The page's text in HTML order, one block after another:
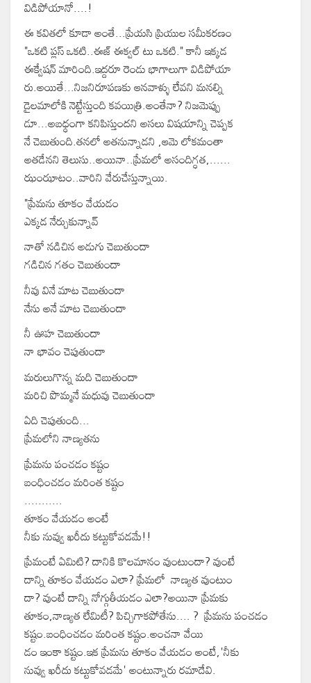
విడిపోయానో....!
ఈ కవితలో కూడా అంతే...ప్రేయసి ప్రియుల సమీకరణం
"ఒకటి ప్లస్ ఒకటి..ఈజ్ ఈక్వల్ టు ఒకటి." కానీ ఇక్కడ
ఈక్వేషన్ మారింది.ఇద్దరూ రెండు భాగాలుగా విడిపోయా
రు.అయితే...నిజనిరూపణకు ఆనవాళ్ళు లేవని మనల్ని
డైలమాలోకి నెట్టేస్తుంది కవయిత్రి.అంతేనా? నిజమెప్పు
డూ...అబధ్ధంగా కనిపిస్తుందని అసలు విషయాన్ని చెప్పక
నే చెబుతుంది.తనలో అతనున్నాడని ,ఆమె లోకమంతా
అతడేనని తెలుసు..అయినా..ప్రేమలో అసందిగ్ధత,......
ఝంఝాటం..వారిని వేరుచేస్తున్నాయి.
"ప్రేమను తూకం వేయడం
ఎక్కడ నేర్చుకున్నావ్
నాతో నడిచిన అడుగు చెబుతుందా
గడిచిన గతం చెబుతుందా
నీవు వినే మాట చెబుతుందా
నేను అనే మాట చెబుతుందా
నీ ఊహ చెబుతుందా
నా భావం చెపుతుందా
మరులుగొన్న మది చెబుతుందా
మరిచి పొమ్మనే మధువు చెబుతుందా
ఏది చెపుతుంది...
ప్రేమలోని నాణ్యతను
ప్రేమను పంచడం కష్టం
బంధించడం మరింత కష్టం
...........
తూకం వేయడం అంటే
నీకు నువ్వు ఖరీదు కట్టుకోవడమే!!
ప్రేమంటే ఏమిటి? దానికి కొలమానం వుంటుందా? వుంటే
దాన్ని తూకం వేయడం ఎలా? ప్రేమలో నాణ్యత వుంటుం
దా? వుంటే దాన్ని నోగ్గుతీయడం ఎలా?అయినా ప్రేమకు
తూకం,నాణ్యత లేమిటీ? పిచ్చిగాకపోతేను.... ? ప్రేమను పంచడం
కష్టం.బంధించడం మరింత కష్టం.అంచనా వేయి
డం ఇంకా కష్టం.ఇక ప్రేమను తూకం వేయడం అంటే,'నీకు
నువ్వు ఖరీదు కట్టుకోవడమే' అంటున్నారు రమాదేవి.